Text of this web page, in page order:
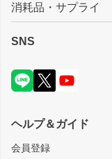
消耗品・サプライ
SNS
ヘルプ＆ガイド
会員登録